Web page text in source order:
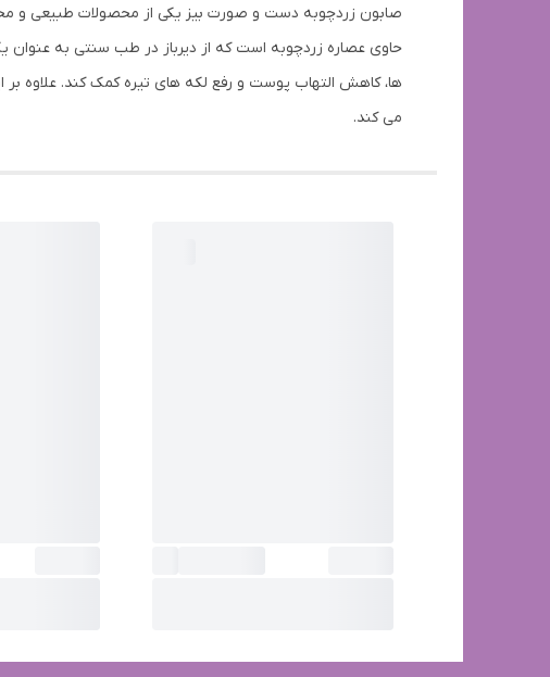
صابون زردچوبه دست و صورت بیز یکی از محصولات طبیعی و
حاوی عصاره زردچوبه است که از دیرباز در طب سنتی به
ها، کاهش التهاب پوست و رفع لکه های تیره کمک کند.
می کند.